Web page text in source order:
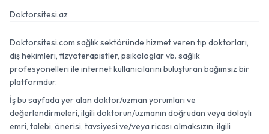
Doktorsitesi.az
Doktorsitesi.com sağlık sektöründe hizmet veren tıp doktorları,
diş hekimleri, fizyoterapistler, psikologlar vb. sağlık
profesyonelleri ile internet kullanıcılarını buluşturan bağımsız bir
platformdur.
İş bu sayfada yer alan doktor/uzman yorumları ve
değerlendirmeleri, ilgili doktorun/uzmanın doğrudan veya dolaylı
emri, talebi, önerisi, tavsiyesi ve/veya ricası olmaksızın, ilgili